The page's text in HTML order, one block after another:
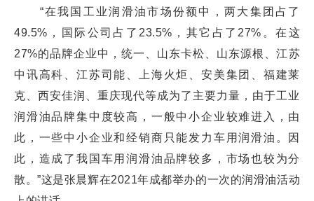
“在我国工业润滑油市场份额中，两大集团占了
49.5%，国际公司占了23.5%，其它占了27%。在这
27%的品牌企业中，统一、山东卡松、山东源根、江苏
中讯高科、江苏司能、上海火炬、安美集团、福建莱
克、西安佳润、重庆现代等成为了主要力量，由于工业
润滑油品牌集中度较高，一般中小企业较难进入，由
此，一些中小企业和经销商只能发力车用润滑油。因
此，造成了我国车用润滑油品牌较多，市场也较为分
散。”这是张晨辉在2021年成都举办的一次的润滑油活动